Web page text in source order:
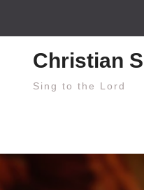
Christian
Sing to the Lord